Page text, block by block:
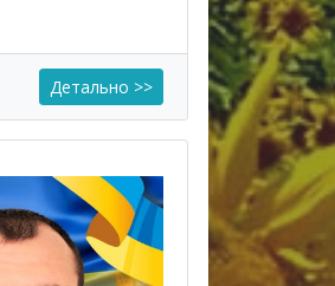
Детально >>